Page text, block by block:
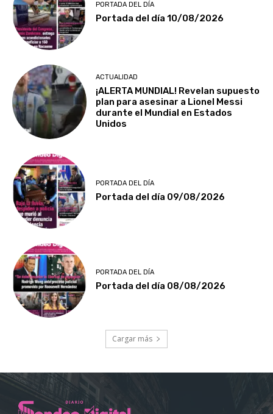
PORTADA DEL DÍA
Portada del día 10/08/2026
ACTUALIDAD
¡ALERTA MUNDIAL! Revelan supuesto
plan para asesinar a Lionel Messi
durante el Mundial en Estados
Unidos
PORTADA DEL DÍA
Portada del día 09/08/2026
PORTADA DEL DÍA
Portada del día 08/08/2026
Cargar más